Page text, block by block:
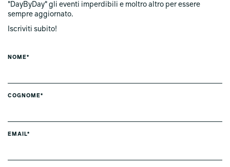
"DayByDay" gli eventi imperdibili e moltro altro per essere
sempre aggiornato.
Iscriviti subito!
NOME*
COGNOME*
EMAIL*